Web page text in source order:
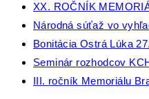
XX. ROČNÍK
Národná súťaž vo
Bonitácia Ostrá Lúka
Seminár rozhodcov
III. ročník Memoriálu